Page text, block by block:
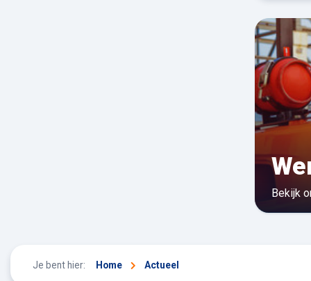
Bekijk
Je bent hier: Home Actueel